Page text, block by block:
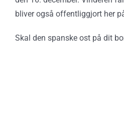
bliver også offentliggjort her
Skal den spanske ost på dit